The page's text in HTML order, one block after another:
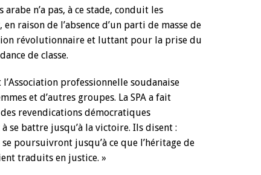
n’a pas, à ce stade, conduit les
raison de l’absence d’un parti de masse de
révolutionnaire et luttant pour la prise du
de classe.
professionnelle soudanaise
et d’autres groupes. La SPA a fait
revendications démocratiques
se battre jusqu’à la victoire. Ils disent :
poursuivront jusqu’à ce que l’héritage de
traduits en justice. »